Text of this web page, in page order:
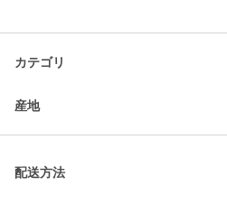
カテゴリ
産地
配送方法